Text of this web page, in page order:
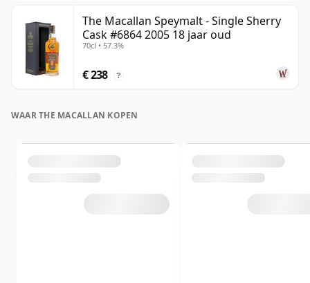
The Macallan Speymalt - Single Sherry
Cask #6864 2005 18 jaar oud
70cl • 57.3%
€ 238 ?
WAAR THE MACALLAN KOPEN